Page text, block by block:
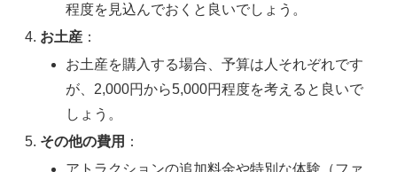
程度を見込んでおくと良いでしょう。
お土産 ：
お土産を購入する場合、予算は人それぞれです
が、2,000円から5,000円程度を考えると良いで
しょう。
その他の費用 ：